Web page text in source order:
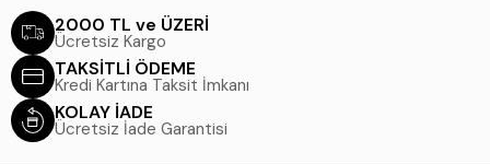
2000 TL ve ÜZERİ
Ücretsiz Kargo
TAKSİTLİ ÖDEME
Kredi Kartına Taksit İmkanı
KOLAY İADE
Ücretsiz İade Garantisi